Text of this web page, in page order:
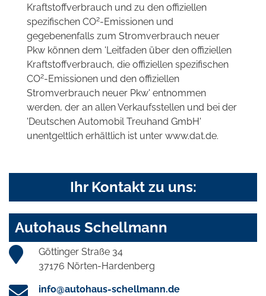
Kraftstoffverbrauch und zu den offiziellen
spezifischen CO2-Emissionen und
gegebenenfalls zum Stromverbrauch neuer
Pkw können dem 'Leitfaden über den offiziellen
Kraftstoffverbrauch, die offiziellen spezifischen
CO2-Emissionen und den offiziellen
Stromverbrauch neuer Pkw' entnommen
werden, der an allen Verkaufsstellen und bei der
'Deutschen Automobil Treuhand GmbH'
unentgeltlich erhältlich ist unter www.dat.de.
Ihr Kontakt zu uns:
Autohaus Schellmann
Göttinger Straße 34
37176 Nörten-Hardenberg
info@autohaus-schellmann.de